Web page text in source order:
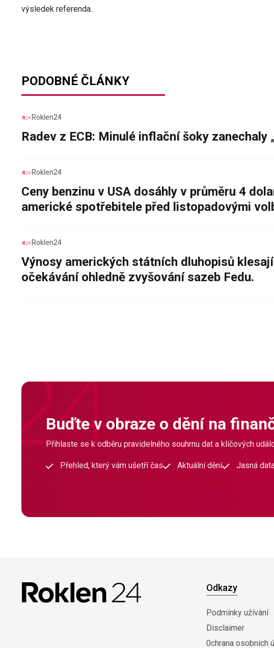
výsledek referenda.
PODOBNÉ ČLÁNKY
Roklen24
Radev z ECB: Minulé inflační šoky zanechaly
Roklen24
Ceny benzinu v USA dosáhly v průměru 4
americké spotřebitele před listopadovými
Roklen24
Výnosy amerických státních dluhopisů
očekávání ohledně zvyšování sazeb Fedu.
Buďte v obraze o dění na
Přihlaste se k odběru pravidelného souhrnu dat a klíčových
Přehled, který vám ušetří čas Aktuální dění Jasná
Odkazy
Podmínky užívání
Disclaimer
0chrana osobních